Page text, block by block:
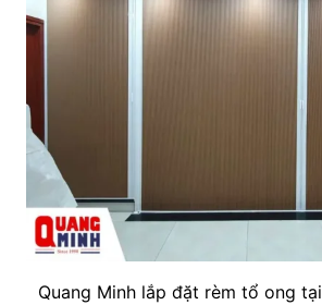
Quang Minh lắp đặt rèm tổ ong